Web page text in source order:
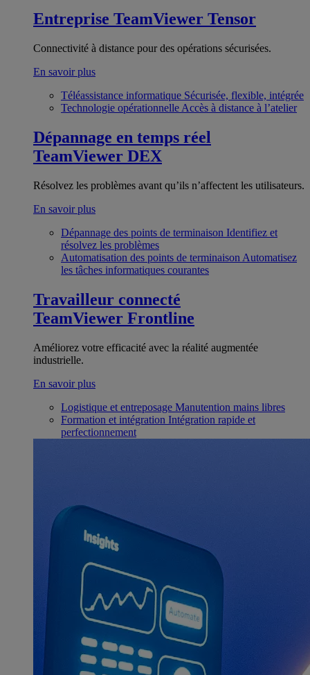
Entreprise TeamViewer Tensor
Connectivité à distance pour des opérations sécurisées.
En savoir plus
Téléassistance informatique Sécurisée, flexible, intégrée
Technologie opérationnelle Accès à distance à l’atelier
Dépannage en temps réel
TeamViewer DEX
Résolvez les problèmes avant qu’ils n’affectent les utilisateurs.
En savoir plus
Dépannage des points de terminaison Identifiez et
résolvez les problèmes
Automatisation des points de terminaison Automatisez
les tâches informatiques courantes
Travailleur connecté
TeamViewer Frontline
Améliorez votre efficacité avec la réalité augmentée
industrielle.
En savoir plus
Logistique et entreposage Manutention mains libres
Formation et intégration Intégration rapide et
perfectionnement